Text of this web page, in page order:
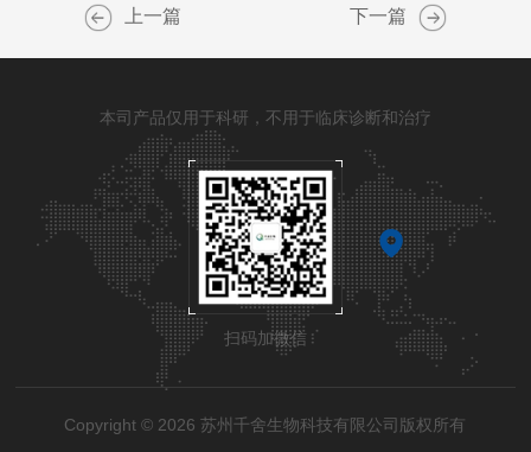
上一篇 下一篇
本司产品仅用于科研，不用于临床诊断和治疗
扫码加微信
Copyright © 2026 苏州千舍生物科技有限公司版权所有